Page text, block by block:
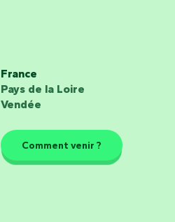
France
Pays de la Loire
Vendée
Comment venir ?